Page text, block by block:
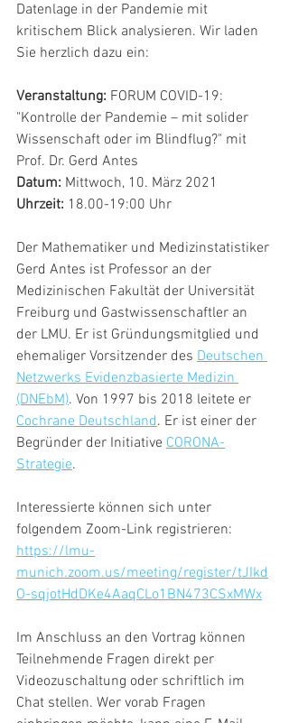
Datenlage in der Pandemie mit
kritischem Blick analysieren. Wir laden
Sie herzlich dazu ein:
Veranstaltung: FORUM COVID-19:
"Kontrolle der Pandemie – mit solider
Wissenschaft oder im Blindflug?" mit
Prof. Dr. Gerd Antes
Datum: Mittwoch, 10. März 2021
Uhrzeit: 18.00-19:00 Uhr
Der Mathematiker und Medizinstatistiker
Gerd Antes ist Professor an der
Medizinischen Fakultät der Universität
Freiburg und Gastwissenschaftler an
der LMU. Er ist Gründungsmitglied und
ehemaliger Vorsitzender des Deutschen
Netzwerks Evidenzbasierte Medizin
(DNEbM). Von 1997 bis 2018 leitete er
Cochrane Deutschland. Er ist einer der
Begründer der Initiative CORONA-
Strategie.
Interessierte können sich unter
folgendem Zoom-Link registrieren:
https://lmu-
munich.zoom.us/meeting/register/tJIkd
O-sqjotHdDKe4AaqCLo1BN473CSxMWx
Im Anschluss an den Vortrag können
Teilnehmende Fragen direkt per
Videozuschaltung oder schriftlich im
Chat stellen. Wer vorab Fragen